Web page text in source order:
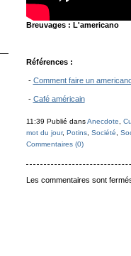
Breuvages : L'americano
Références :
- Comment faire un
- Café américain
11:39 Publié dansAnecdote
mot du jour, Potins, Société
Commentaires (0)
Les commentaires sont